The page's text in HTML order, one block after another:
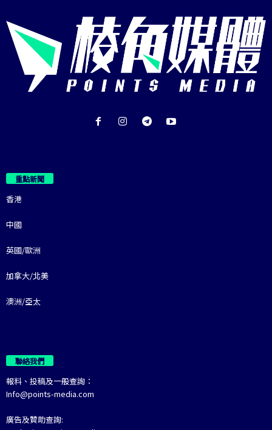
重點新聞
香港
中國
英國/歐洲
加拿大/北美
澳洲/亞太
聯絡我們
報料、投稿及一般查詢：
Info@points-media.com
廣告及贊助查詢: